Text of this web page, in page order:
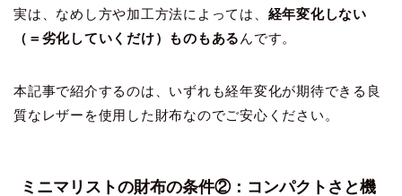
実は、なめし方や加工方法によっては、 経年変化しない
（＝劣化していくだけ）ものもある んです。
本記事で紹介するのは、いずれも経年変化が期待できる良
質なレザーを使用した財布なのでご安心ください。
ミニマリストの財布の条件②：コンパクトさと機